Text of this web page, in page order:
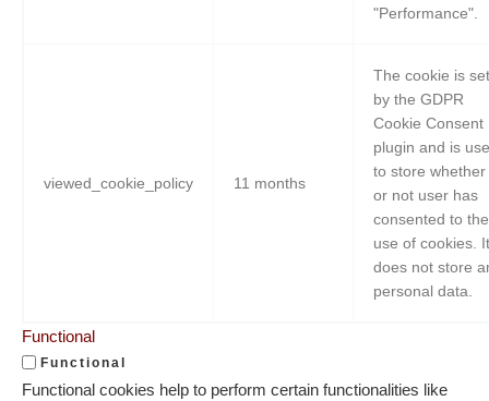
"Performance".
viewed_cookie_policy 11 months
The cookie is set
by the GDPR
Cookie Consent
plugin and is
to store whether
or not user has
consented to the
use of cookies. It
does not store
personal data.
Functional
Functional
Functional cookies help to perform certain functionalities like